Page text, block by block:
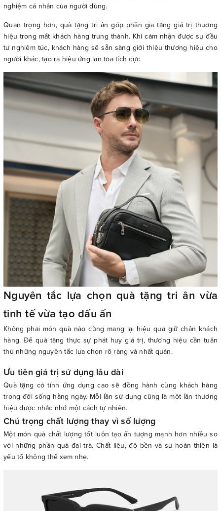
nghiệm cá nhân của người dùng.
Quan trọng hơn, quà tặng tri ân góp phần gia tăng giá trị thương
hiệu trong mắt khách hàng trung thành. Khi cảm nhận được sự đầu
tư nghiêm túc, khách hàng sẽ sẵn sàng giới thiệu thương hiệu cho
người khác, tạo ra hiệu ứng lan tỏa tích cực.
Nguyên tắc lựa chọn quà tặng tri ân vừa
tinh tế vừa tạo dấu ấn
Không phải món quà nào cũng mang lại hiệu quả giữ chân khách
hàng. Để quà tặng thực sự phát huy giá trị, thương hiệu cần tuân
thủ những nguyên tắc lựa chọn rõ ràng và nhất quán.
Ưu tiên giá trị sử dụng lâu dài
Quà tặng có tính ứng dụng cao sẽ đồng hành cùng khách hàng
trong đời sống hằng ngày. Mỗi lần sử dụng cũng là một lần thương
hiệu được nhắc nhớ một cách tự nhiên.
Chú trọng chất lượng thay vì số lượng
Một món quà chất lượng tốt luôn tạo ấn tượng mạnh hơn nhiều so
với những phần quà đại trà. Chất liệu, độ bền và sự hoàn thiện là
yếu tố không thể xem nhẹ.